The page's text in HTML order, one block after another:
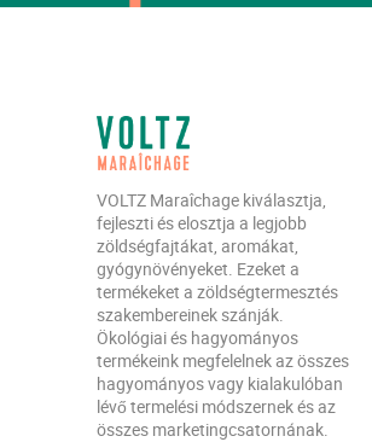
VOLTZ Maraîchage kiválasztja,
fejleszti és elosztja a legjobb
zöldségfajtákat, aromákat,
gyógynövényeket. Ezeket a
termékeket a zöldségtermesztés
szakembereinek szánják.
Ökológiai és hagyományos
termékeink megfelelnek az összes
hagyományos vagy kialakulóban
lévő termelési módszernek és az
összes marketingcsatornának.